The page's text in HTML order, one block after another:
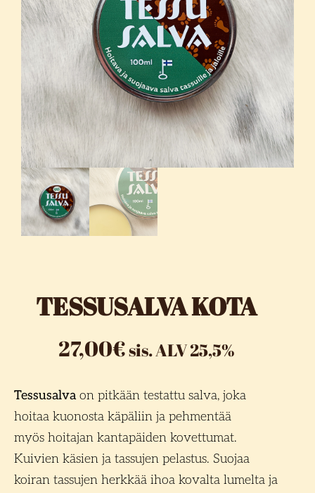
TESSUSALVA KOTA
27,00€sis. ALV 25,5%
Tessusalvaon pitkään testattu salva, joka
hoitaa kuonosta käpäliin ja pehmentää
myös hoitajan kantapäiden kovettumat.
Kuivien käsien ja tassujen pelastus. Suojaa
koiran tassujen herkkää ihoa kovalta lumelta ja